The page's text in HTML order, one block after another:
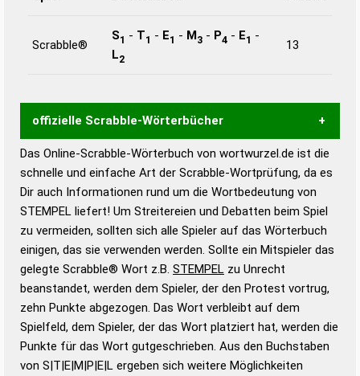
Scrabble®
S1 - T1 - E1 - M3 - P4 - E1 -
L2
13
offizielle Scrabble-Wörterbücher
Wortwurzel liefert mit Hilfe eines semantischen
Wortanalyse-Algorithmus gute Anhaltspunkte zu
Wortbedeutung, Worttrennung und Wortform, um die
Gültigkeit eines Wortes für das Scrabble-Spiel zu
bestimmen!
zugelassene Turnier Scrabble-
Wörterbücher sind:
Duden – Standardwerk in 12 Bänden
Duden – Richtiges und gutes
Deutsch
Duden – Die deutsche Grammatik
Das Online-Scrabble-Wörterbuch von wortwurzel.de ist die
schnelle und einfache Art der Scrabble-Wortprüfung, da es
Dir auch Informationen rund um die Wortbedeutung von
STEMPEL liefert! Um Streitereien und Debatten beim Spiel
zu vermeiden, sollten sich alle Spieler auf das Wörterbuch
einigen, das sie verwenden werden. Sollte ein Mitspieler das
gelegte Scrabble® Wort z.B. STEMPEL zu Unrecht
beanstandet, werden dem Spieler, der den Protest vortrug,
zehn Punkte abgezogen. Das Wort verbleibt auf dem
Spielfeld, dem Spieler, der das Wort platziert hat, werden die
Punkte für das Wort gutgeschrieben. Aus den Buchstaben
von S|T|E|M|P|E|L ergeben sich weitere Möglichkeiten